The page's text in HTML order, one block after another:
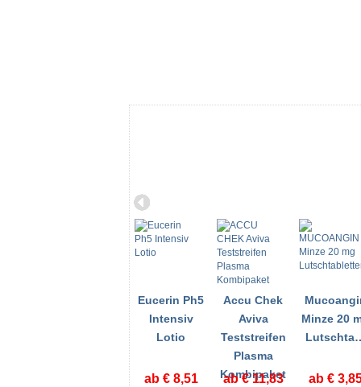
Eucerin Ph5
Intensiv
Lotio
ab € 8,51
Accu Chek
Aviva
Teststreifen
Plasma
Kombipaket
ab € 11,83
Minze 20
ab €